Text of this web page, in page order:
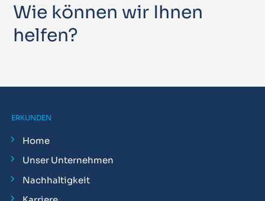
Wie können wir Ihnen
helfen?
ERKUNDEN
Home
Unser Unternehmen
Nachhaltigkeit